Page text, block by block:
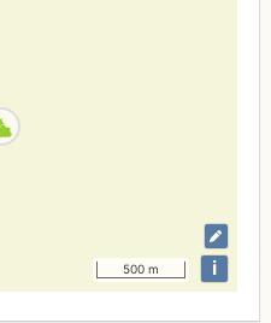
500 m i